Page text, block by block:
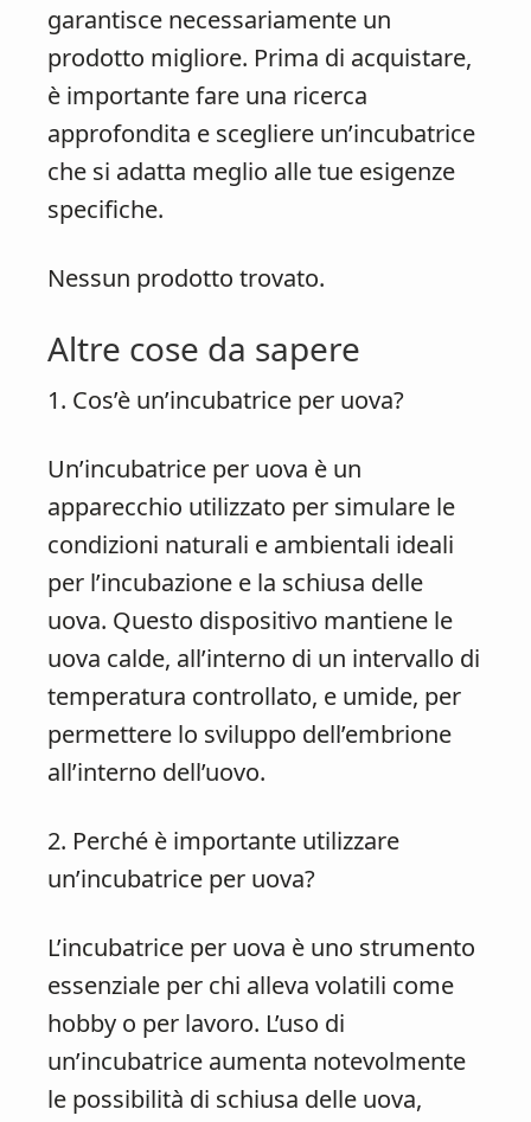
garantisce necessariamente un
prodotto migliore. Prima di acquistare,
è importante fare una ricerca
approfondita e scegliere un’incubatrice
che si adatta meglio alle tue esigenze
specifiche.
Nessun prodotto trovato.
Altre cose da sapere
1. Cos’è un’incubatrice per uova?
Un’incubatrice per uova è un
apparecchio utilizzato per simulare le
condizioni naturali e ambientali ideali
per l’incubazione e la schiusa delle
uova. Questo dispositivo mantiene le
uova calde, all’interno di un intervallo di
temperatura controllato, e umide, per
permettere lo sviluppo dell’embrione
all’interno dell’uovo.
2. Perché è importante utilizzare
un’incubatrice per uova?
L’incubatrice per uova è uno strumento
essenziale per chi alleva volatili come
hobby o per lavoro. L’uso di
un’incubatrice aumenta notevolmente
le possibilità di schiusa delle uova,